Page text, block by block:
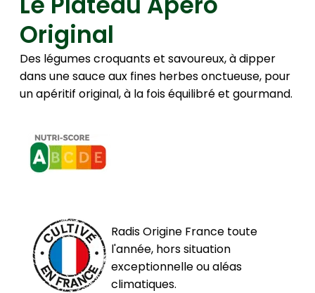
Original
Des légumes croquants et savoureux, à dipper
dans une sauce aux fines herbes onctueuse, pour
un apéritif original, à la fois équilibré et gourmand.
Radis Origine France toute
l'année, hors situation
exceptionnelle ou aléas
climatiques.